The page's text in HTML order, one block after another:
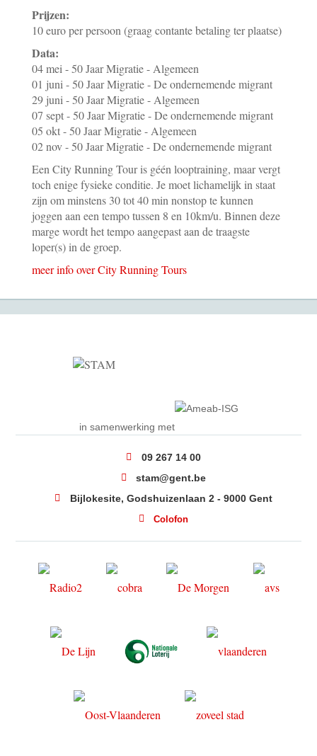
Prijzen:
10 euro per persoon (graag contante betaling ter plaatse)
Data:
04 mei - 50 Jaar Migratie - Algemeen
01 juni - 50 Jaar Migratie - De ondernemende migrant
29 juni - 50 Jaar Migratie - Algemeen
07 sept - 50 Jaar Migratie - De ondernemende migrant
05 okt - 50 Jaar Migratie - Algemeen
02 nov - 50 Jaar Migratie - De ondernemende migrant
Een City Running Tour is géén looptraining, maar vergt
toch enige fysieke conditie. Je moet lichamelijk in staat
zijn om minstens 30 tot 40 min nonstop te kunnen
joggen aan een tempo tussen 8 en 10km/u. Binnen deze
marge wordt het tempo aangepast aan de traagste
loper(s) in de groep.
meer info over City Running Tours
in samenwerking met
09 267 14 00
stam@gent.be
Bijlokesite, Godshuizenlaan 2 - 9000 Gent
Colofon